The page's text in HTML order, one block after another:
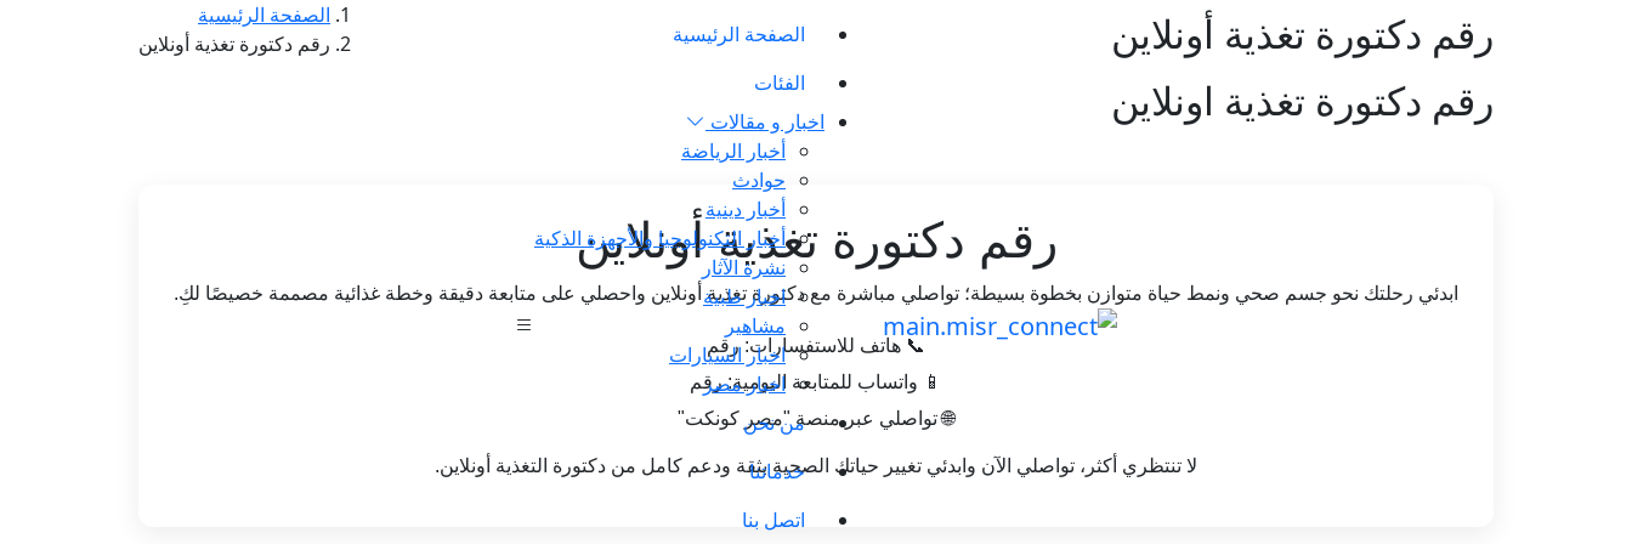
الصفحة الرئيسية
الفئات
اخبار و مقالات
أخبار الرياضة
حوادث
أخبار دينية
أخبار التكنولوجيا والأجهزة الذكية
نشرة الآثار
اخبار طبية
مشاهير
اخبار السيارات
اخبار مصر
من نحن
خدماتنا
اتصل بنا
رقم دكتورة تغذية أونلاين
الصفحة الرئيسية
رقم دكتورة تغذية أونلاين
رقم دكتورة تغذية اونلاين
رقم دكتورة تغذية أونلاين
ابدئي رحلتك نحو جسم صحي ونمط حياة متوازن بخطوة بسيطة؛ تواصلي مباشرة مع دكتورة تغذية أونلاين واحصلي على متابعة دقيقة وخطة غذائية مصممة خصيصًا لكِ.
📞 هاتف للاستفسارات: رقم
📱 واتساب للمتابعة اليومية: رقم
🌐 تواصلي عبر منصة "مصر كونكت"
لا تنتظري أكثر، تواصلي الآن وابدئي تغيير حياتك الصحية بثقة ودعم كامل من دكتورة التغذية أونلاين.